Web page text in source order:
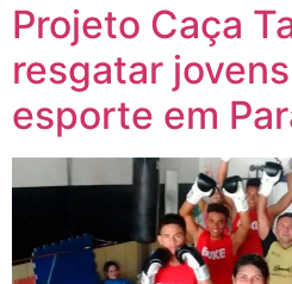
Projeto Caça
resgatar
esporte em